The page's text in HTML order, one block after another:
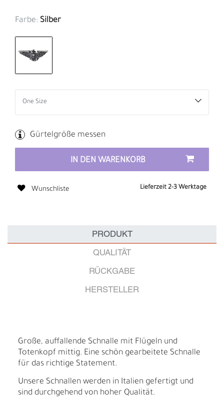
Farbe: Silber
Gürtelgröße messen
IN DEN WARENKORB
Wunschliste Lieferzeit 2-3 Werktage
PRODUKT
QUALITÄT
RÜCKGABE
HERSTELLER
Große, auffallende Schnalle mit Flügeln und
Totenkopf mittig. Eine schön gearbeitete Schnalle
für das richtige Statement.
Unsere Schnallen werden in Italien gefertigt und
sind durchgehend von hoher Qualität.